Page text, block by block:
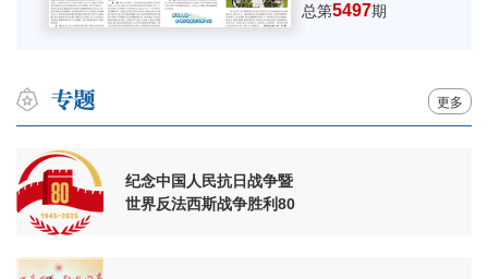
总第5497期
更多
纪念中国人民抗日战争暨
世界反法西斯战争胜利80